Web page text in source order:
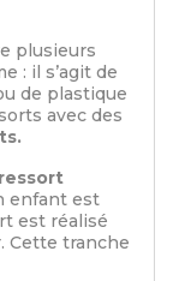
plusieurs
: il s’agit de
de plastique
avec des
enfant est
est réalisé
Cette tranche